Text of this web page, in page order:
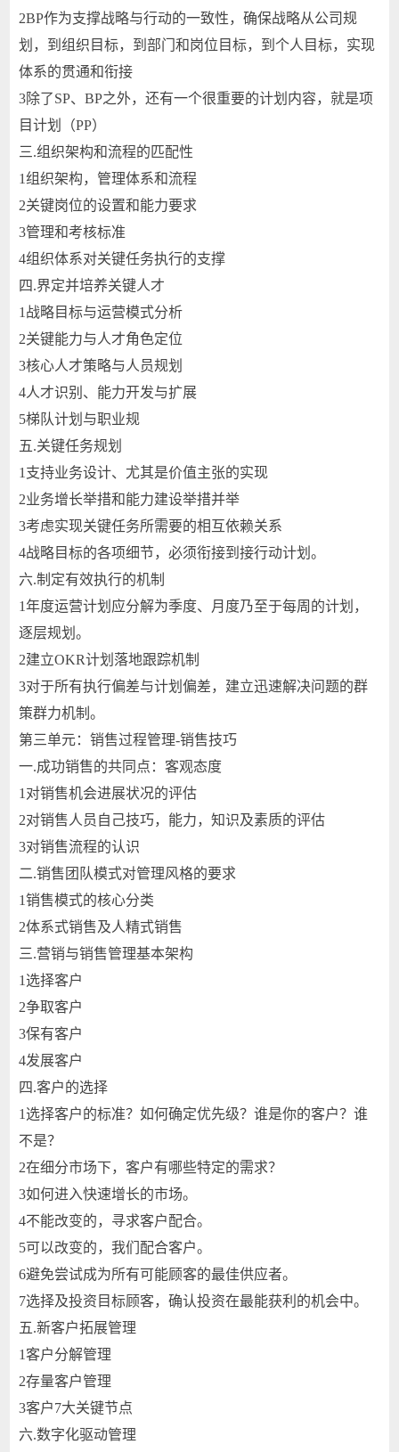
2BP作为支撑战略与行动的一致性，确保战略从公司规
划，到组织目标，到部门和岗位目标，到个人目标，实现
体系的贯通和衔接
3除了SP、BP之外，还有一个很重要的计划内容，就是项
目计划（PP）
三.组织架构和流程的匹配性
1组织架构，管理体系和流程
2关键岗位的设置和能力要求
3管理和考核标准
4组织体系对关键任务执行的支撑
四.界定并培养关键人才
1 战略目标与运营模式分析
2关键能力与人才角色定位
3核心人才策略与人员规划
4人才识别、能力开发与扩展
5梯队计划与职业规
五.关键任务规划
1 支持业务设计、尤其是价值主张的实现
2业务增长举措和能力建设举措并举
3考虑实现关键任务所需要的相互依赖关系
4战略目标的各项细节，必须衔接到接行动计划。
六.制定有效执行的机制
1年度运营计划应分解为季度、月度乃至于每周的计划，
逐层规划。
2建立OKR计划落地跟踪机制
3对于所有执行偏差与计划偏差，建立迅速解决问题的群
策群力机制。
第三单元：销售过程管理-销售技巧
一.成功销售的共同点：客观态度
1 对销售机会进展状况的评估
2对销售人员自己技巧，能力，知识及素质的评估
3对销售流程的认识
二.销售团队模式对管理风格的要求
1销售模式的核心分类
2体系式销售及人精式销售
三.营销与销售管理基本架构
1 选择客户
2争取客户
3保有客户
4发展客户
四.客户的选择
1 选择客户的标准？如何确定优先级？谁是你的客户？谁
不是？
2在细分市场下，客户有哪些特定的需求？
3如何进入快速增长的市场。
4不能改变的，寻求客户配合。
5可以改变的，我们配合客户。
6避免尝试成为所有可能顾客的最佳供应者。
7选择及投资目标顾客，确认投资在最能获利的机会中。
五.新客户拓展管理
1 客户分解管理
2存量客户管理
3客户7大关键节点
六.数字化驱动管理